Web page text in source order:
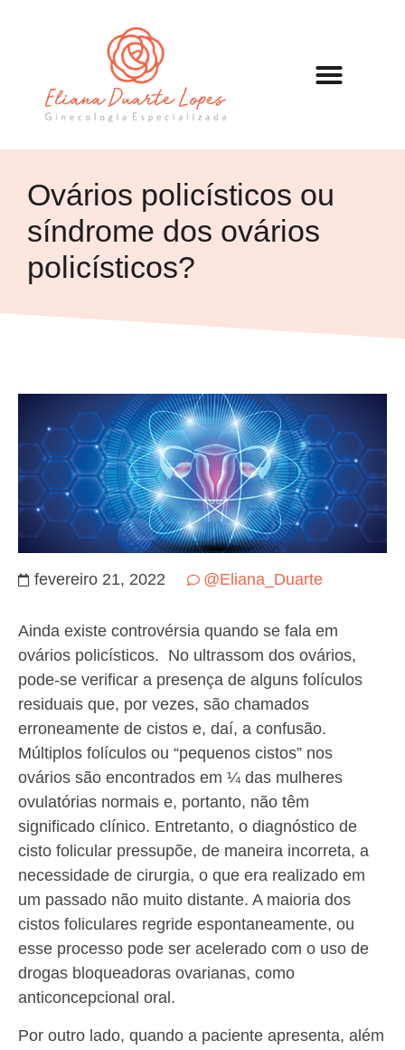
Ovários policísticos ou
síndrome dos ovários
policísticos?
fevereiro 21, 2022 @Eliana_Duarte
Ainda existe controvérsia quando se fala em
ovários policísticos. No ultrassom dos ovários,
pode-se verificar a presença de alguns folículos
residuais que, por vezes, são chamados
erroneamente de cistos e, daí, a confusão.
Múltiplos folículos ou “pequenos cistos” nos
ovários são encontrados em ¼ das mulheres
ovulatórias normais e, portanto, não têm
significado clínico. Entretanto, o diagnóstico de
cisto folicular pressupõe, de maneira incorreta, a
necessidade de cirurgia, o que era realizado em
um passado não muito distante. A maioria dos
cistos foliculares regride espontaneamente, ou
esse processo pode ser acelerado com o uso de
drogas bloqueadoras ovarianas, como
anticoncepcional oral.
Por outro lado, quando a paciente apresenta, além